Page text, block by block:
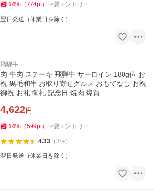
14% （774pt） 要エントリー
翌日発送（休業日を除く）
飛騨牛
肉 牛肉 ステーキ 飛騨牛 サーロイン 180g位 お
祝 黒毛和牛 お取り寄せグルメ おもてなし お祝
御祝 お礼 御礼 記念日 焼肉 爆買
4,622円
14% （599pt） 要エントリー
4.33（3件）
翌日発送（休業日を除く）